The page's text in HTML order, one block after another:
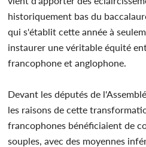
historiquement bas du
qui s'établit cette année à
instaurer une véritable équité
francophone et anglophone.
Devant les députés de
les raisons de cette
francophones bénéficiaient de
souples, avec des moyennes